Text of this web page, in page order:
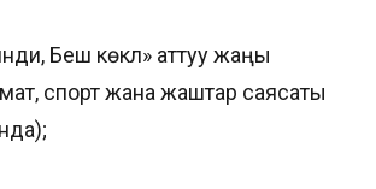
Беш көкүл» аттуу жаңы
спорт жана жаштар саясаты